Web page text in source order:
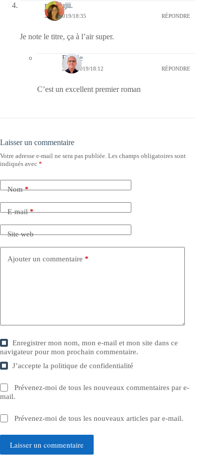
missfujii.
21/02/2019/18:35 RÉPONDRE
Je note le titre, ça à l’air super.
Bernie
22/02/2019/18:12 RÉPONDRE
C’est un excellent premier roman
Laisser un commentaire
Votre adresse e-mail ne sera pas publiée. Les champs obligatoires sont
indiqués avec *
Nom*
E-mail*
Site web
Ajouter un commentaire *
Enregistrer mon nom, mon e-mail et mon site dans ce
navigateur pour mon prochain commentaire.
J’accepte lapolitique de confidentialité
Prévenez-moi de tous les nouveaux commentaires par e-
mail.
Prévenez-moi de tous les nouveaux articles par e-mail.
Laisser un commentaire